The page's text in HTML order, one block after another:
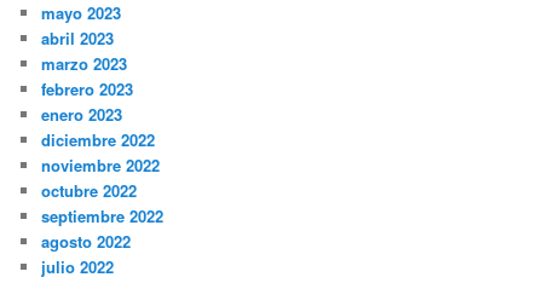
mayo 2023
abril 2023
marzo 2023
febrero 2023
enero 2023
diciembre 2022
noviembre 2022
octubre 2022
septiembre 2022
agosto 2022
julio 2022